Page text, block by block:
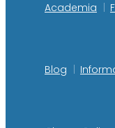
Academia
Blog